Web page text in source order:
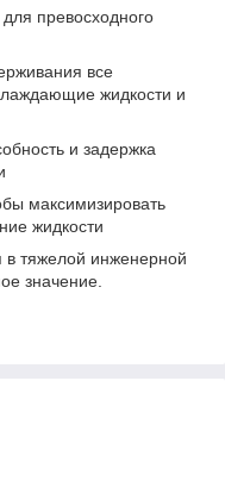
превосходного
все
жидкости и
и задержка
максимизировать
жидкости
тяжелой инженерной
значение.